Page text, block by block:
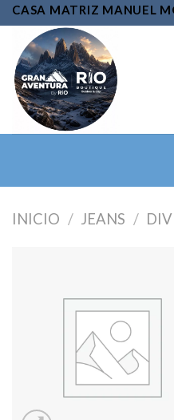
Skip
to
content
CASA MATRIZ MANUEL
INICIO / JEANS /